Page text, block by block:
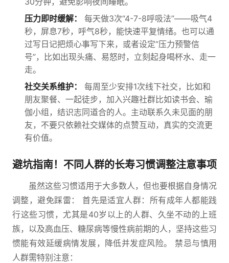
压力即时缓解：
每天做3次“4-7-8呼吸法”——吸气4
秒，屏息7秒，呼气8秒，能快速平复情绪。也可以通
过写日记把烦心事写下来，或者设定“压力预警信
号”，比如出现头痛、易怒时，立刻起身喝杯水、走一
走。
社交关系维护：
每周至少安排1次线下社交，比如和
朋友聚餐、一起徒步，加入兴趣社群比如读书会、瑜
伽小组，结识志同道合的人。主动联系久未见面的朋
友，不要只依赖社交媒体的点赞互动，真实的交流更
有价值。
避坑指南！不同人群的长寿习惯调整注意事项
虽然这些习惯适用于大多数人，但也要根据自身情况
调整，避免踩雷： 首先是适宜人群：所有成年人都能践
行这些习惯，尤其是40岁以上的人群、久坐不动的上班
族，以及高血压、糖尿病等慢性病前期的人，坚持这些习
惯能有效延缓病情发展，降低并发症风险。 禁忌与慎用
人群需特别注意：